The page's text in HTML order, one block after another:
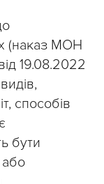
(наказ МОН
19.08.2022
способів
бути
або